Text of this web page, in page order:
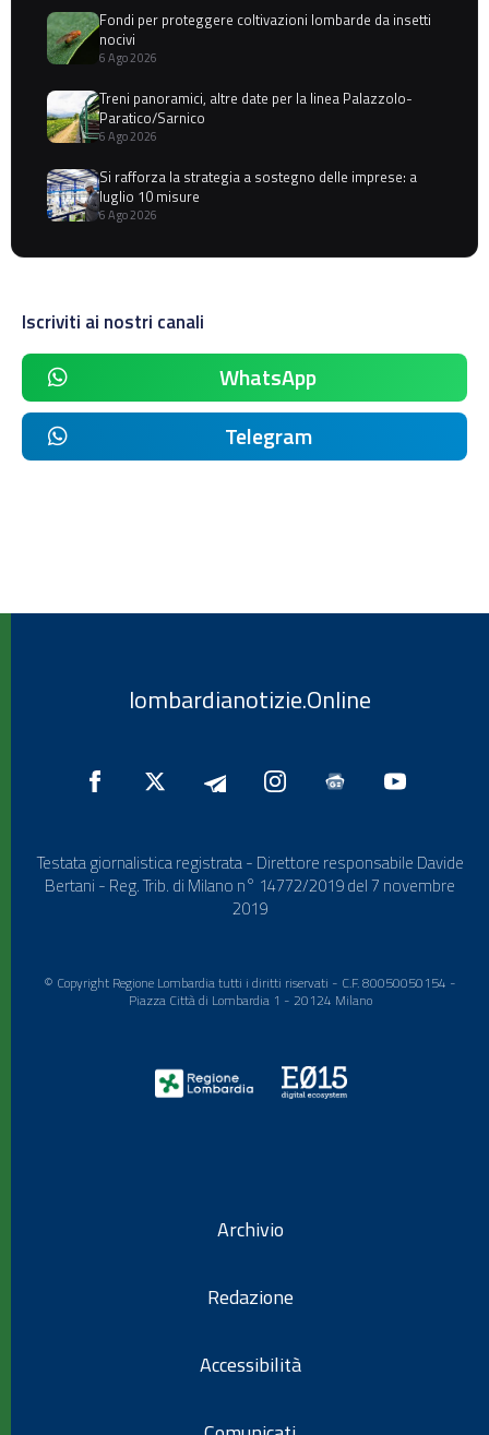
Fondi per proteggere coltivazioni lombarde da insetti
nocivi
6 Ago 2026
Treni panoramici, altre date per la linea Palazzolo-
Paratico/Sarnico
6 Ago 2026
Si rafforza la strategia a sostegno delle imprese: a
luglio 10 misure
6 Ago 2026
Iscriviti ai nostri canali
WhatsApp
Telegram
lombardianotizie.Online
Testata giornalistica registrata - Direttore responsabile Davide
Bertani - Reg. Trib. di Milano n° 14772/2019 del 7 novembre
2019
© Copyright Regione Lombardia tutti i diritti riservati - C.F. 80050050154 -
Piazza Città di Lombardia 1 - 20124 Milano
Archivio
Redazione
Accessibilità